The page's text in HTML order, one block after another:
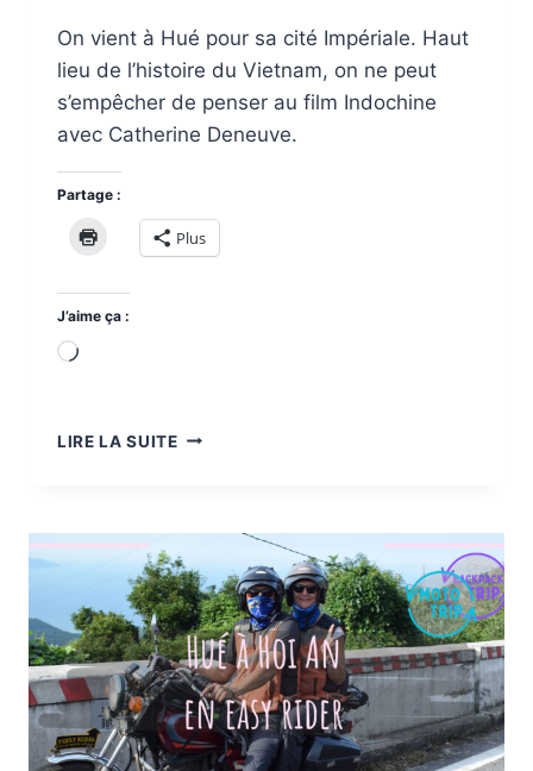
On vient à Hué pour sa cité Impériale. Haut
lieu de l’histoire du Vietnam, on ne peut
s’empêcher de penser au film Indochine
avec Catherine Deneuve.
Partage :
Plus
J’aime ça :
Chargement…
LIRE LA SUITEHUÉ